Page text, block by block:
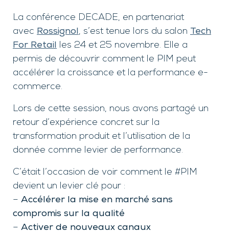
La conférence DECADE, en partenariat
avec Rossignol, s’est tenue lors du salon Tech
For Retail les 24 et 25 novembre. Elle a
permis de découvrir comment le PIM peut
accélérer la croissance et la performance e-
commerce.
Lors de cette session, nous avons partagé un
retour d’expérience concret sur la
transformation produit et l’utilisation de la
donnée comme levier de performance.
C’était l’occasion de voir comment le #PIM
devient un levier clé pour :
– Accélérer la mise en marché sans
compromis sur la qualité
– Activer de nouveaux canaux